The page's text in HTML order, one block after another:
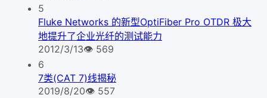
5
Fluke Networks 的新型OptiFiber Pro OTDR 极大
地提升了企业光纤的测试能力
2012/3/13👁 569
6
7类(CAT 7)线揭秘
2019/8/20👁 557